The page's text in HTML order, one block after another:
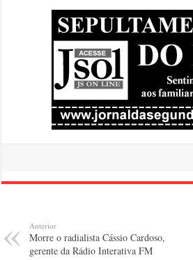
Anterior
Morre o radialista Cássio Cardoso,
gerente da Rádio Interativa FM